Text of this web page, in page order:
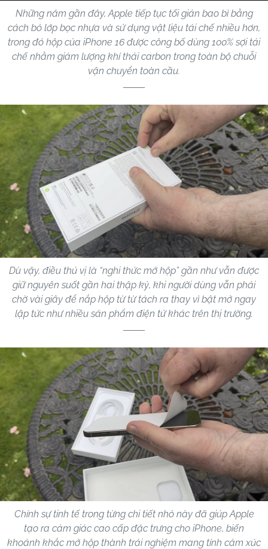
Những năm gần đây, Apple tiếp tục tối giản bao bì bằng
cách bỏ lớp bọc nhựa và sử dụng vật liệu tái chế nhiều hơn,
trong đó hộp của iPhone 16 được công bố dùng 100% sợi tái
chế nhằm giảm lượng khí thải carbon trong toàn bộ chuỗi
vận chuyển toàn cầu.
Dù vậy, điều thú vị là “nghi thức mở hộp” gần như vẫn được
giữ nguyên suốt gần hai thập kỷ, khi người dùng vẫn phải
chờ vài giây để nắp hộp từ từ tách ra thay vì bật mở ngay
lập tức như nhiều sản phẩm điện tử khác trên thị trường.
Chính sự tinh tế trong từng chi tiết nhỏ này đã giúp Apple
tạo ra cảm giác cao cấp đặc trưng cho iPhone, biến
khoảnh khắc mở hộp thành trải nghiệm mang tính cảm xúc